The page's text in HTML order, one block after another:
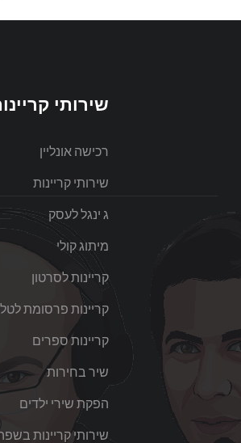
שירותי
רכישה אונליין
שירותי קריינות
ג ינגל לעסק
מיתוג קולי
קריינות לסרטון
קריינות פרסומת
קריינות ספרים
שיר בחירות
הפקת שירי ילדים
שירותי קריינות